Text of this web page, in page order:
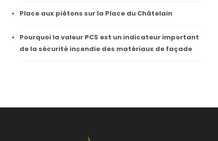
Place aux piétons sur la Place du Châtelain
Pourquoi la valeur PCS est un indicateur important
de la sécurité incendie des matériaux de façade